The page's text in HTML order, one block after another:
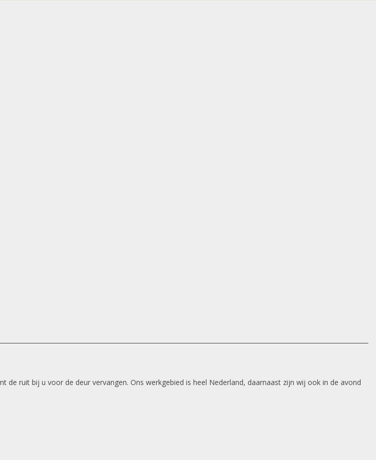
ruit bij u voor de deur vervangen. Ons werkgebied is heel Nederland, daarnaast zijn wij ook in de avond